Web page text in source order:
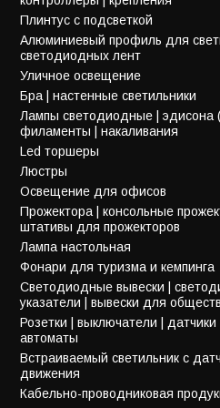
Плинтус с подсветкой
Алюминиевый профиль для
светодиодных лент
Уличное освещение
Бра | настенные светильники
Лампы светодиодные | эдисона
филаменты | накаливания
Led торшеры
Люстры
Освещение для офисов
Прожектора | консольные
штативы для прожекторов
Лампа настольная
Фонари для туризма и кемпинга
Светодиодные вывески |
указатели | вывески для
Розетки | выключатели |
автоматы
Встраиваемый светильник с
движения
Кабельно-проводниковая